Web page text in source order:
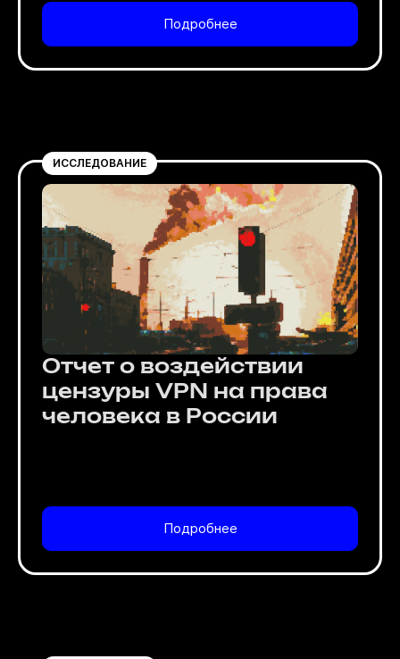
Подробнее
ИССЛЕДОВАНИЕ
Отчет о воздействии
цензуры VPN на права
человека в России
Подробнее